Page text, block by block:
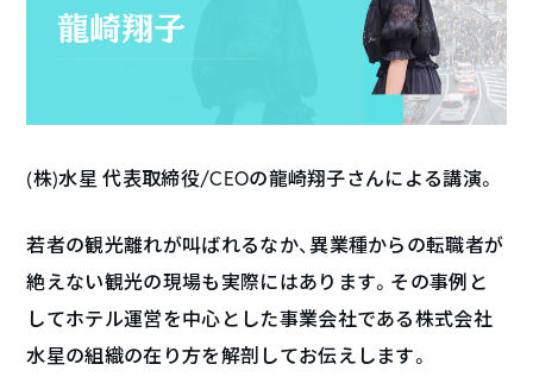
(株)水星 代表取締役/CEOの龍崎翔子さんによる講演。
若者の観光離れが叫ばれるなか、異業種からの転職者が
絶えない観光の現場も実際にはあります。その事例と
してホテル運営を中心とした事業会社である株式会社
水星の組織の在り方を解剖してお伝えします。